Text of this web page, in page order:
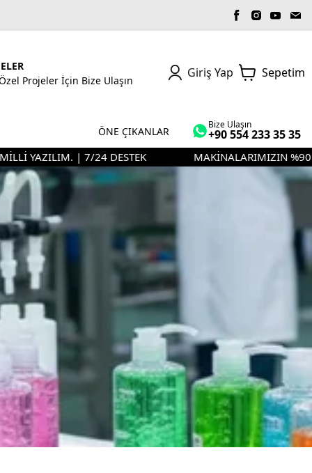
Projeler İçin Bize Ulaşın
Giriş Yap Sepetim
ÖNE ÇIKANLAR Bize Ulaşın
+90 554 233 35 35
| 7/24 DESTEK MAKİNALARIMIZIN %90'I